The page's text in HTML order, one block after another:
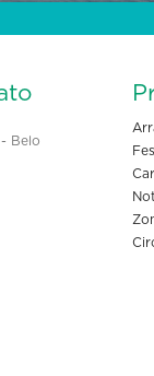
Belo